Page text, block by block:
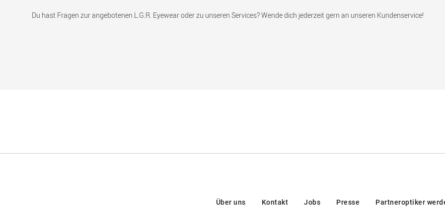
Du hast Fragen zur angebotenen L.G.R. Eyewear oder zu unseren Services? Wende dich jederzeit gern an unseren Kundenservice!
Über uns Kontakt Jobs Presse Partneroptiker